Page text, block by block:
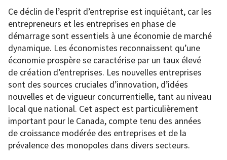
Ce déclin de l’esprit d’entreprise est inquiétant, car les
entrepreneurs et les entreprises en phase de
démarrage sont essentiels à une économie de marché
dynamique. Les économistes reconnaissent qu’une
économie prospère se caractérise par un taux élevé
de création d’entreprises. Les nouvelles entreprises
sont des sources cruciales d’innovation, d’idées
nouvelles et de vigueur concurrentielle, tant au niveau
local que national. Cet aspect est particulièrement
important pour le Canada, compte tenu des années
de croissance modérée des entreprises et de la
prévalence des monopoles dans divers secteurs.